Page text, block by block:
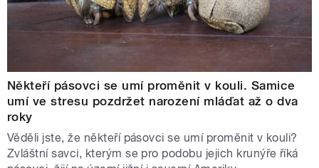
Někteří pásovci se umí proměnit v kouli. Samice
umí ve stresu pozdržet narození mláďat až o dva
roky
Věděli jste, že někteří pásovci se umí proměnit v kouli?
Zvláštní savci, kterým se pro podobu jejich krunýře říká